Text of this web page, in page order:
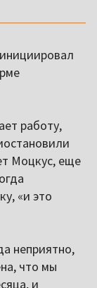
работу,
Моцкус, еще
«и это
неприятно,
что мы
и